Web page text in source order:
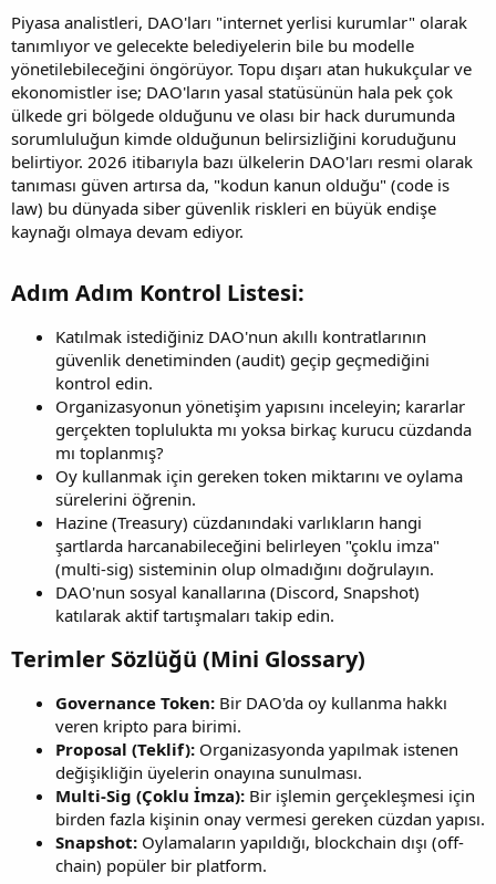
Piyasa analistleri, DAO'ları "internet yerlisi kurumlar" olarak
tanımlıyor ve gelecekte belediyelerin bile bu modelle
yönetilebileceğini öngörüyor. Topu dışarı atan hukukçular ve
ekonomistler ise; DAO'ların yasal statüsünün hala pek çok
ülkede gri bölgede olduğunu ve olası bir hack durumunda
sorumluluğun kimde olduğunun belirsizliğini koruduğunu
belirtiyor. 2026 itibarıyla bazı ülkelerin DAO'ları resmi olarak
tanıması güven artırsa da, "kodun kanun olduğu" (code is
law) bu dünyada siber güvenlik riskleri en büyük endişe
kaynağı olmaya devam ediyor.
Adım Adım Kontrol Listesi:​
Katılmak istediğiniz DAO'nun akıllı kontratlarının
güvenlik denetiminden (audit) geçip geçmediğini
kontrol edin.
Organizasyonun yönetişim yapısını inceleyin; kararlar
gerçekten toplulukta mı yoksa birkaç kurucu cüzdanda
mı toplanmış?
Oy kullanmak için gereken token miktarını ve oylama
sürelerini öğrenin.
Hazine (Treasury) cüzdanındaki varlıkların hangi
şartlarda harcanabileceğini belirleyen "çoklu imza"
(multi-sig) sisteminin olup olmadığını doğrulayın.
DAO'nun sosyal kanallarına (Discord, Snapshot)
katılarak aktif tartışmaları takip edin.
Terimler Sözlüğü (Mini Glossary)​
Governance Token: Bir DAO'da oy kullanma hakkı
veren kripto para birimi.
Proposal (Teklif): Organizasyonda yapılmak istenen
değişikliğin üyelerin onayına sunulması.
Multi-Sig (Çoklu İmza): Bir işlemin gerçekleşmesi için
birden fazla kişinin onay vermesi gereken cüzdan yapısı.
Snapshot: Oylamaların yapıldığı, blockchain dışı (off-
chain) popüler bir platform.